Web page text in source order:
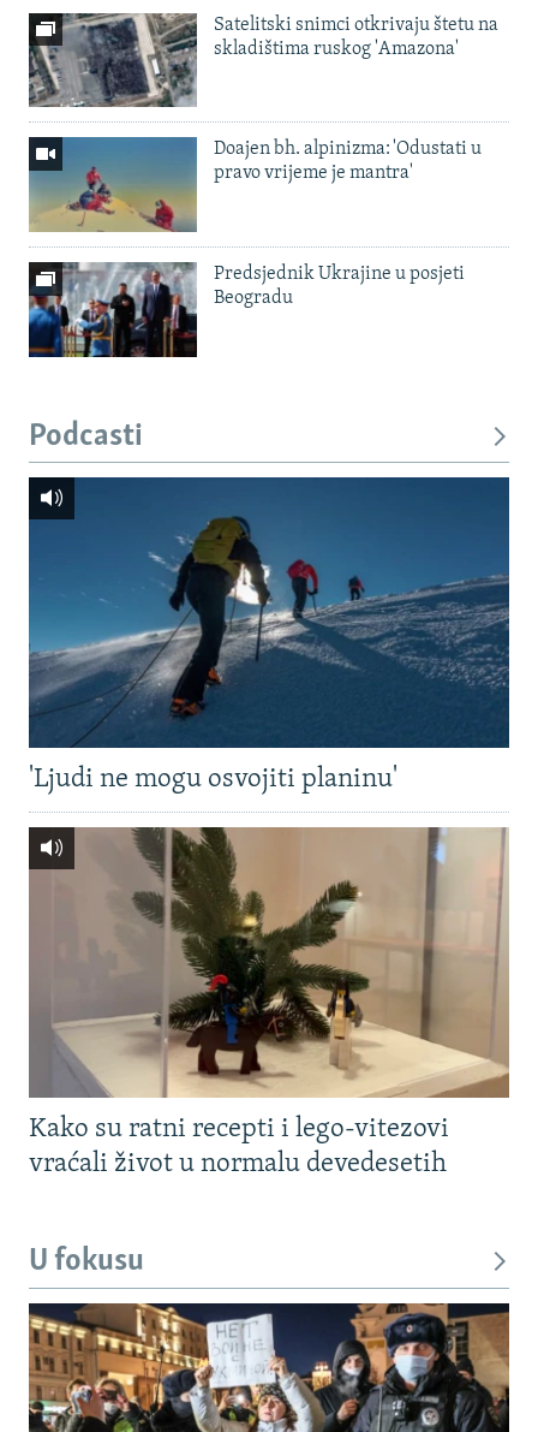
Satelitski snimci otkrivaju štetu na
skladištima ruskog 'Amazona'
Doajen bh. alpinizma: 'Odustati u
pravo vrijeme je mantra'
Predsjednik Ukrajine u posjeti
Beogradu
Podcasti
'Ljudi ne mogu osvojiti planinu'
Kako su ratni recepti i lego-vitezovi
vraćali život u normalu devedesetih
U fokusu